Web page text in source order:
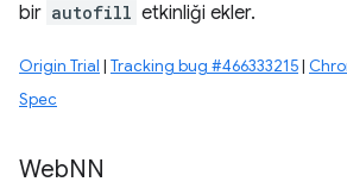
bir autofill etkinliği ekler.
Origin Trial | Tracking bug #466333215|
Spec
WebNN